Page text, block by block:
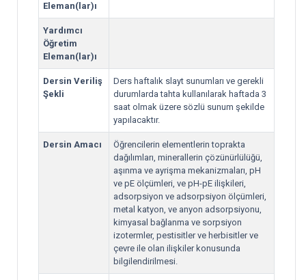
Eleman(lar)ı
Yardımcı
Öğretim
Eleman(lar)ı
Dersin Veriliş
Şekli
Ders haftalık slayt sunumları ve gerekli
durumlarda tahta kullanılarak haftada 3
saat olmak üzere sözlü sunum şekilde
yapılacaktır.
Dersin Amacı
Öğrencilerin elementlerin toprakta
dağılımları, minerallerin çözünürlülüğü,
aşınma ve ayrişma mekanizmaları, pH
ve pE ölçümleri, ve pH-pE ilişkileri,
adsorpsiyon ve adsorpsiyon ölçümleri,
metal katyon, ve anyon adsorpsiyonu,
kimyasal bağlanma ve sorpsiyon
izotermler, pestisitler ve herbisitler ve
çevre ile olan ilişkiler konusunda
bilgilendirilmesi.